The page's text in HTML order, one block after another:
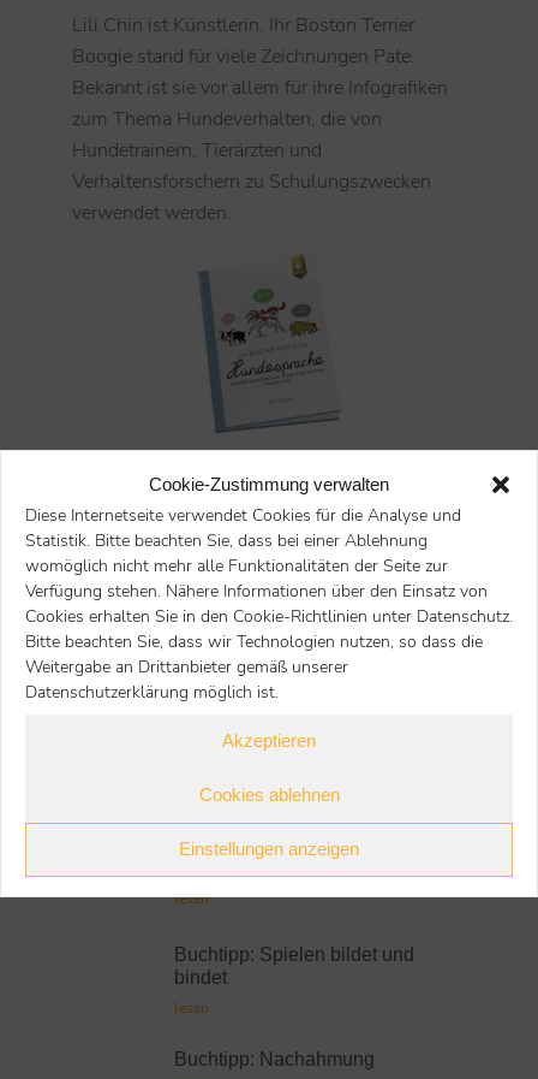
Cookie-Zustimmung verwalten
Diese Internetseite verwendet Cookies für die Analyse und
Statistik. Bitte beachten Sie, dass bei einer Ablehnung
womöglich nicht mehr alle Funktionalitäten der Seite zur
Verfügung stehen. Nähere Informationen über den Einsatz von
Cookies erhalten Sie in den Cookie-Richtlinien unter Datenschutz.
Bitte beachten Sie, dass wir Technologien nutzen, so dass die
Weitergabe an Drittanbieter gemäß unserer
Datenschutzerklärung möglich ist.
Akzeptieren
Cookies ablehnen
Einstellungen anzeigen
Lili Chin ist Künstlerin. Ihr Boston Terrier
Boogie stand für viele Zeichnungen Pate.
Bekannt ist sie vor allem für ihre Infografiken
zum Thema Hundeverhalten, die von
Hundetrainern, Tierärzten und
Verhaltensforschern zu Schulungszwecken
verwendet werden.
Titel:Das kleine Buch der Hundesprache
Autorin:Lili Chin
Verlag:Ulmer
ISBN:978-3-8186-1439-3
Preis:10 €
Voriger Beitrag
Nächster Beitrag
zur Übersicht
lesen
Buchtipp: Spielen bildet und
bindet
lesen
Buchtipp: Nachahmung